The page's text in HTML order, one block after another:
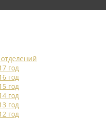
год
год
год
год
год
год